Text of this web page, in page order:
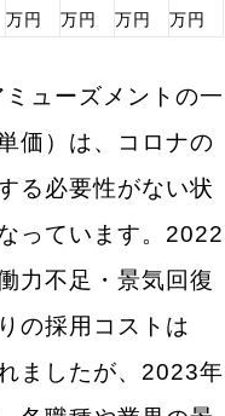
万円
万円
万円
万円
ューズメントの一
価）は、コロナの
る必要性がない状
っています。2022
力不足・景気回復
の採用コストは
ましたが、2023年